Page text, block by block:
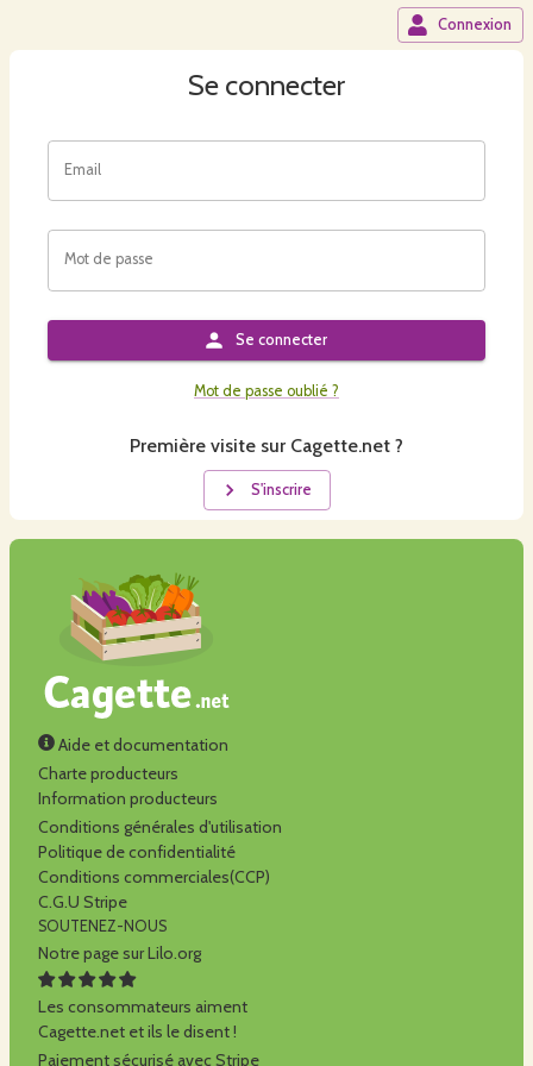
Connexion
Se connecter
Email
Mot de passe
Se connecter
Mot de passe oublié ?
Première visite sur Cagette.net ?
S'inscrire
Aide et documentation
Charte producteurs
Information producteurs
Conditions générales d'utilisation
Politique de confidentialité
Conditions commerciales(CCP)
C.G.U Stripe
SOUTENEZ-NOUS
Notre page sur Lilo.org
Les consommateurs aiment
Cagette.net et ils le disent !
Paiement sécurisé avec Stripe